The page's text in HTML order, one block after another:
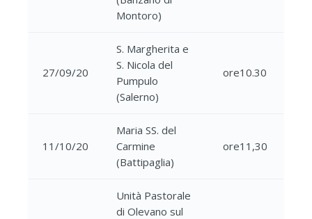
Montoro)
27/09/20
S. Margherita e
S. Nicola del
Pumpulo
(Salerno)
ore10.30
11/10/20
Maria SS. del
Carmine
(Battipaglia)
ore11,30
Unità Pastorale
di Olevano sul